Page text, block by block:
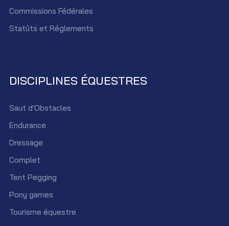
Commissions Fédérales
Statûts et Réglements
DISCIPLINES ÉQUESTRES
Saut d'Obstacles
Endurance
Dressage
Complet
Tent Pegging
Pony games
Tourisme équestre